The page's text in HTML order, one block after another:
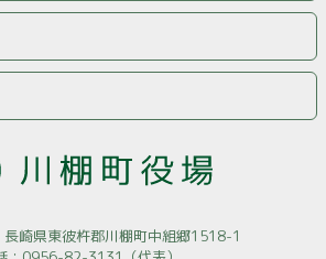
崎県東彼杵郡川棚町中組郷1518-1